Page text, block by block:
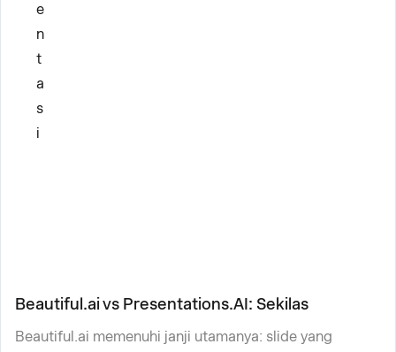
e
n
t
a
s
i
Beautiful.ai vs Presentations.AI: Sekilas
Beautiful.ai memenuhi janji utamanya: slide yang